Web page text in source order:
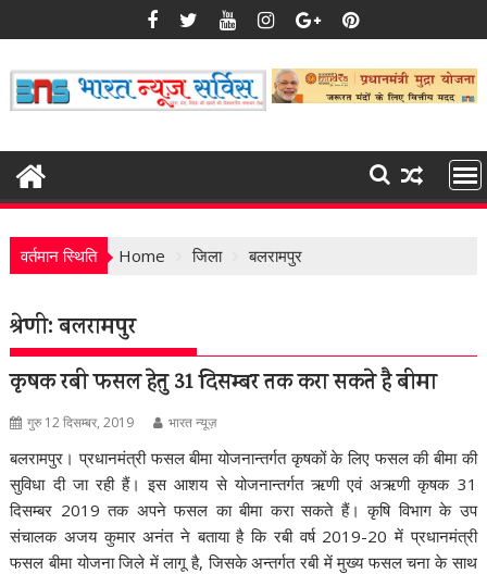
to
वर्तमान स्थिति Home जिला बलरामपुर
श्रेणी:बलरामपुर
कृषक रबी फसल हेतु 31 दिसम्बर तक करा सकते है बीमा
गुरु 12 दिसम्बर, 2019 भारत न्यूज़
बलरामपुर। प्रधानमंत्री फसल बीमा योजनान्तर्गत कृषकों के लिए फसल की बीमा की
सुविधा दी जा रही हैं। इस आशय से योजनान्तर्गत ऋणी एवं अऋणी कृषक 31
दिसम्बर 2019 तक अपने फसल का बीमा करा सकते हैं। कृषि विभाग के उप
संचालक अजय कुमार अनंत ने बताया है कि रबी वर्ष 2019-20 में प्रधानमंत्री
फसल बीमा योजना जिले में लागू है, जिसके अन्तर्गत रबी में मुख्य फसल चना के साथ